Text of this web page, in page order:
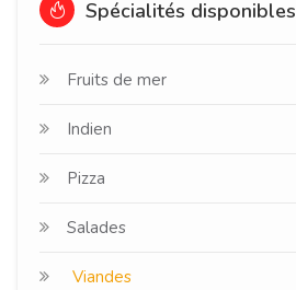
Spécialités disponibles
Fruits de mer
Indien
Pizza
Salades
Viandes